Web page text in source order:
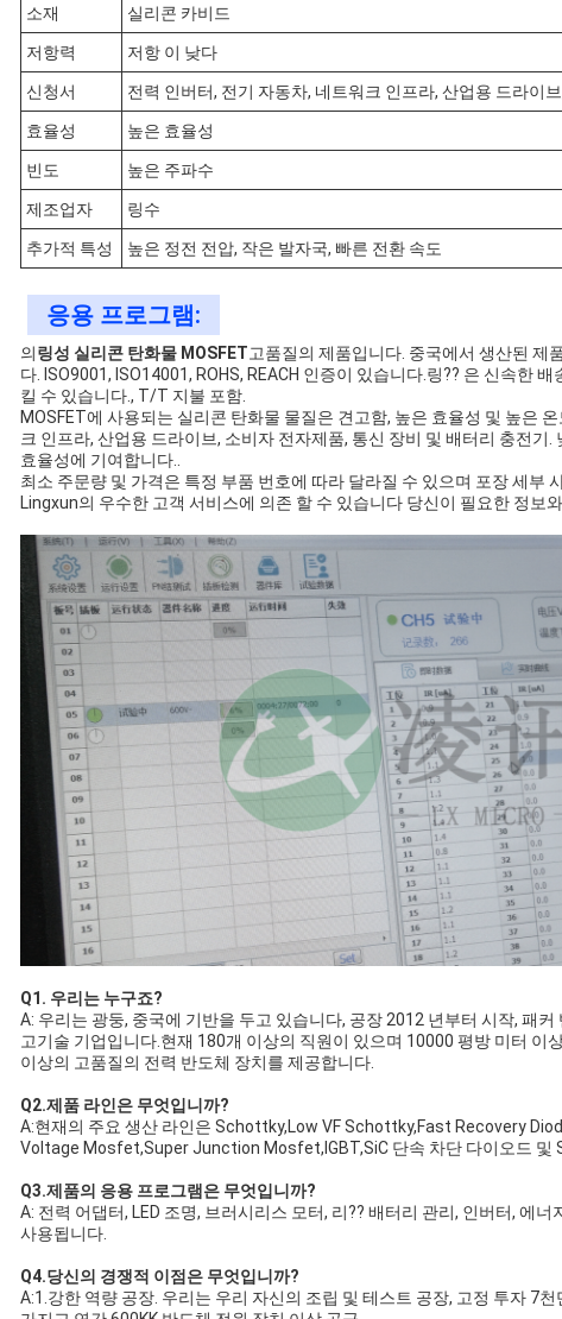
소재 실리콘 카비드
저항력 저항 이 낮다
신청서 전력 인버터, 전기 자동차, 네트워크 인프라, 산업용 드라이
효율성 높은 효율성
빈도 높은 주파수
제조업자 링수
추가적 특성 높은 정전 전압, 작은 발자국, 빠른 전환 속도
응용 프로그램:
의링성 실리콘 탄화물 MOSFET고품질의 제품입니다. 중국에서 생산된 제
다. ISO9001, ISO14001, ROHS, REACH 인증이 있습니다.링?? 은 신속한
킬 수 있습니다., T/T 지불 포함.
MOSFET에 사용되는 실리콘 탄화물 물질은 견고함, 높은 효율성 및 높은
크 인프라, 산업용 드라이브, 소비자 전자제품, 통신 장비 및 배터리 충전기
효율성에 기여합니다..
최소 주문량 및 가격은 특정 부품 번호에 따라 달라질 수 있으며 포장 세부
Lingxun의 우수한 고객 서비스에 의존 할 수 있습니다 당신이 필요한 정보
Q1. 우리는 누구죠?
A: 우리는 광둥, 중국에 기반을 두고 있습니다, 공장 2012 년부터 시작, 패
고기술 기업입니다.현재 180개 이상의 직원이 있으며 10000 평방 미터 이
이상의 고품질의 전력 반도체 장치를 제공합니다.
Q2.제품 라인은 무엇입니까?
A:현재의 주요 생산 라인은 Schottky,Low VF Schottky,Fast Recovery
Voltage Mosfet,Super Junction Mosfet,IGBT,SiC 단속 차단 다이오드 및
Q3.제품의 응용 프로그램은 무엇입니까?
A: 전력 어댑터, LED 조명, 브러시리스 모터, 리?? 배터리 관리, 인버터, 에
사용됩니다.
Q4.당신의 경쟁적 이점은 무엇입니까?
A:1.강한 역량 공장. 우리는 우리 자신의 조립 및 테스트 공장, 고정 투자 7